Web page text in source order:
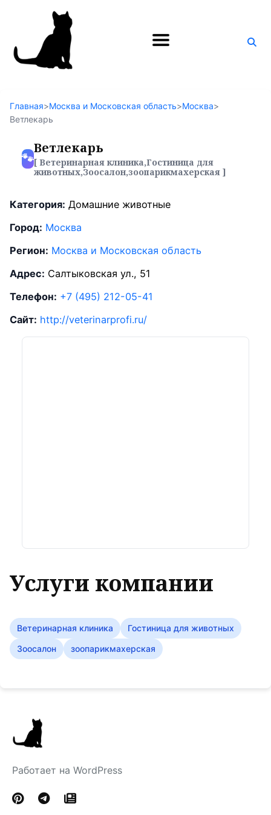
Поиск
Главная>Москва и Московская область>Москва>
Ветлекарь
🐾
Ветлекарь
[ Ветеринарная клиника,Гостиница для
животных,Зоосалон,зоопарикмахерская ]
Категория: Домашние животные
Город: Москва
Регион: Москва и Московская область
Адрес: Салтыковская ул., 51
Телефон: +7 (495) 212-05-41
Сайт: http://veterinarprofi.ru/
Услуги компании
Ветеринарная клиника
Гостиница для животных
Зоосалон
зоопарикмахерская
Работает на WordPress